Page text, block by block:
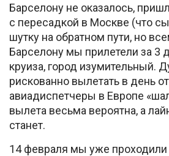
Барселону не оказалось,
с пересадкой в Москве (что
шутку на обратном пути, но
Барселону мы прилетели за 3
круиза, город изумительный.
рискованно вылетать в день
авиадиспетчеры в Европе
вылета весьма вероятна, а
станет.
14 февраля мы уже проходили